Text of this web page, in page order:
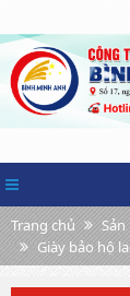
Trang chủ
Giày bảo hộ